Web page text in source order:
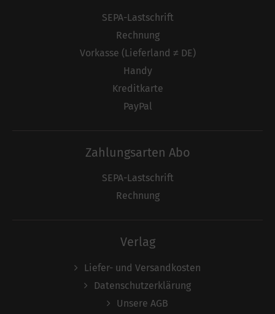
SEPA-Lastschrift
Rechnung
Vorkasse (Lieferland ≠ DE)
Handy
Kreditkarte
PayPal
Zahlungsarten Abo
SEPA-Lastschrift
Rechnung
Verlag
Liefer- und Versandkosten
Datenschutzerklärung
Unsere AGB